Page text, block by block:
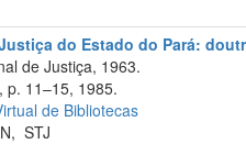
do Estado do Pará:
de Justiça, 1963.
p. 11–15, 1985.
de Bibliotecas
,STJ